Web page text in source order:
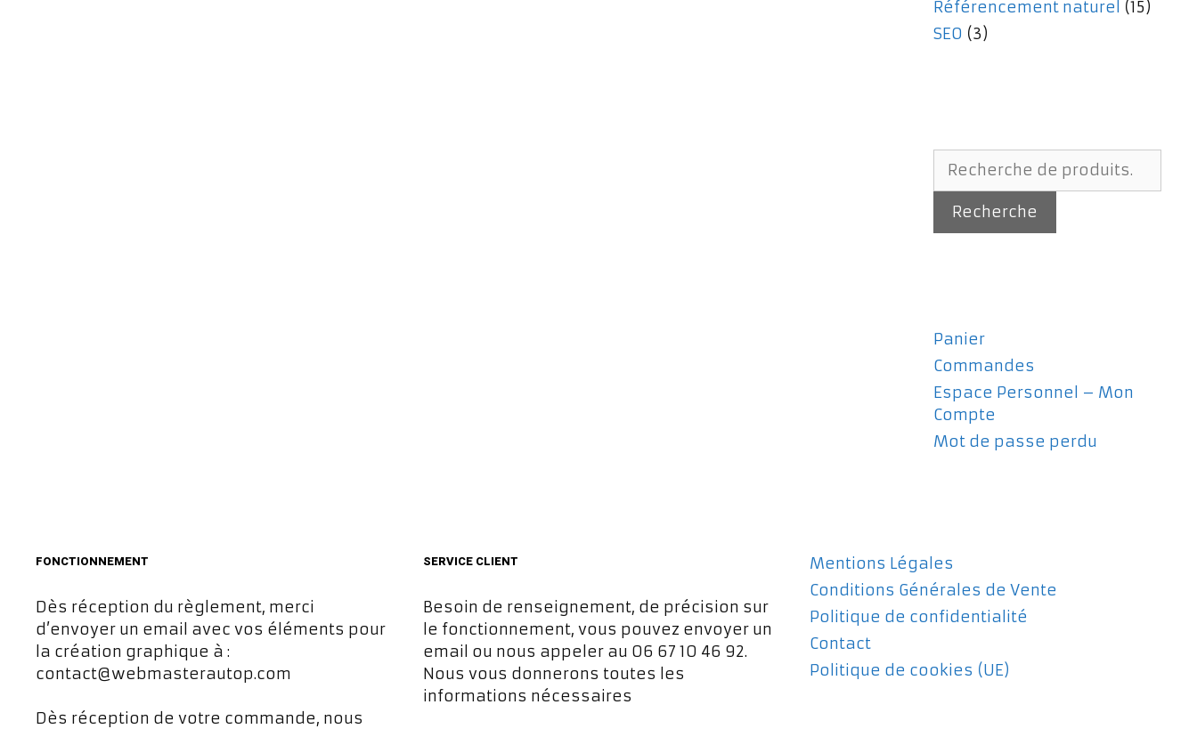
Référencement naturel (15)
SEO (3)
Recherche
pour :
Recherche
Panier
Commandes
Espace Personnel – Mon
Compte
Mot de passe perdu
FONCTIONNEMENT
Dès réception du règlement, merci
d’envoyer un email avec vos éléments pour
la création graphique à :
contact@webmasterautop.com
Dès réception de votre commande, nous
SERVICE CLIENT
Besoin de renseignement, de précision sur
le fonctionnement, vous pouvez envoyer un
email ou nous appeler au 06 67 10 46 92.
Nous vous donnerons toutes les
informations nécessaires
Mentions Légales
Conditions Générales de Vente
Politique de confidentialité
Contact
Politique de cookies (UE)